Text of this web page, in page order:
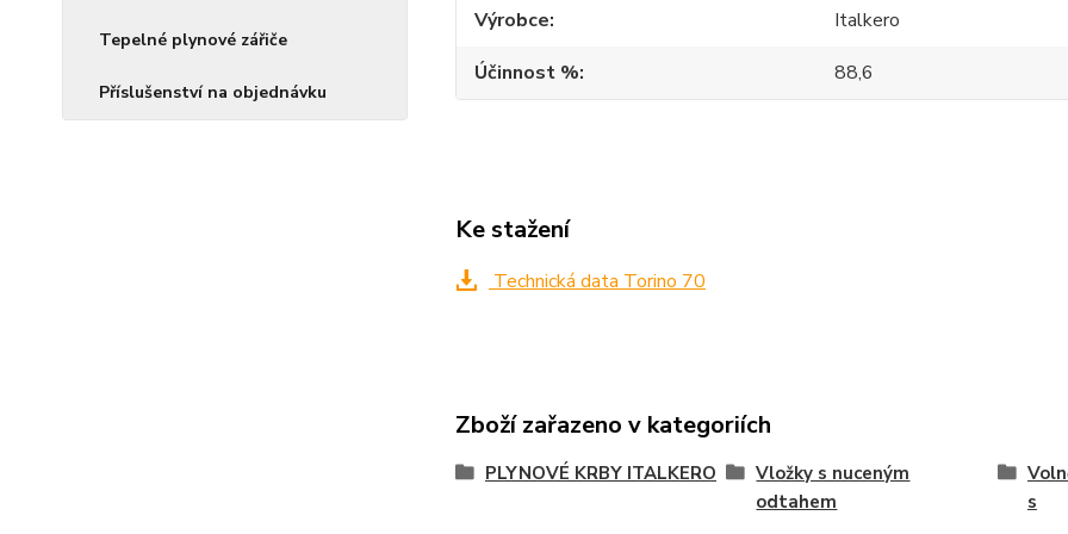
Tepelné plynové zářiče
Příslušenství na objednávku
Výrobce
Italkero
Účinnost %
88,6
Ke stažení
Technická data Torino 70
Zboží zařazeno v kategoriích
PLYNOVÉ KRBY ITALKERO
Vložky s nuceným
odtahem
s